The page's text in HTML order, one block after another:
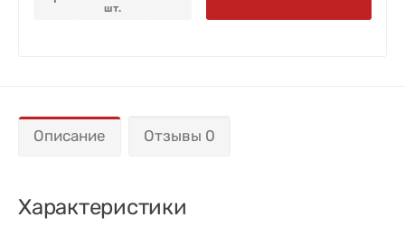
шт.
Описание Отзывы 0
Характеристики